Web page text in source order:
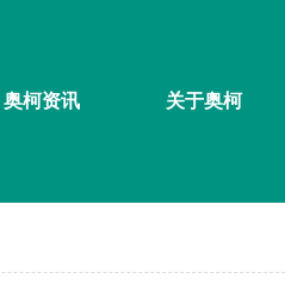
奥柯资讯 关于奥柯